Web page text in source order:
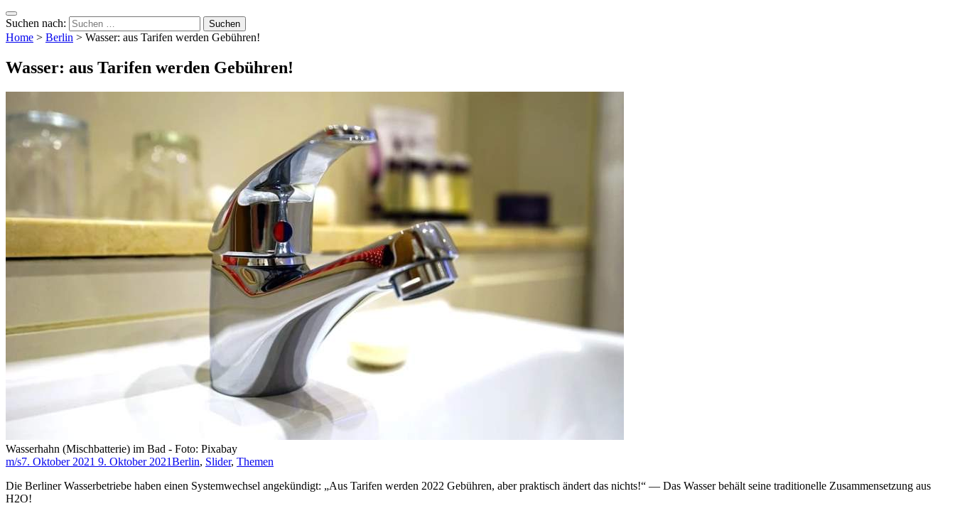
Suchen nach:
Home > Berlin > Wasser: aus Tarifen werden Gebühren!
Wasser: aus Tarifen werden Gebühren!
Wasserhahn (Mischbatterie) im Bad - Foto: Pixabay
m/s7. Oktober 2021 9. Oktober 2021Berlin, Slider, Themen
Die Berliner Wasserbetriebe haben einen Systemwechsel angekündigt: „Aus Tarifen werden 2022 Gebühren, aber praktisch ändert das nichts!“ — Das Wasser behält seine traditionelle Zusammensetzung aus
H2O!